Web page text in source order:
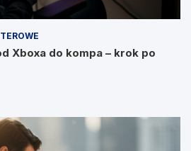
Xboxa do kompa – krok po